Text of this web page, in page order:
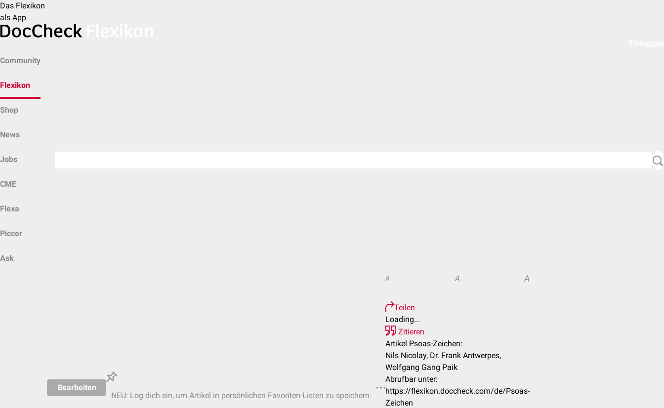
Das Flexikon
als App
Community
Flexikon
Shop
News
Jobs
CME
Flexa
Piccer
Ask
Bearbeiten
NEU: Log dich ein, um Artikel in persönlichen Favoriten-Listen zu speichern.
A A A
Teilen
Loading...
Zitieren
Artikel Psoas-Zeichen:
Nils Nicolay, Dr. Frank Antwerpes,
Wolfgang Gang Paik
Abrufbar unter:
https://flexikon.doccheck.com/de/Psoas-
Zeichen